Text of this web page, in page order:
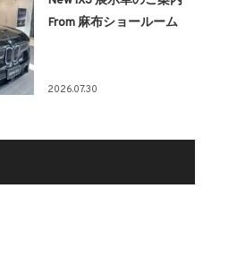
From 麻布ショールーム
2026.07.30